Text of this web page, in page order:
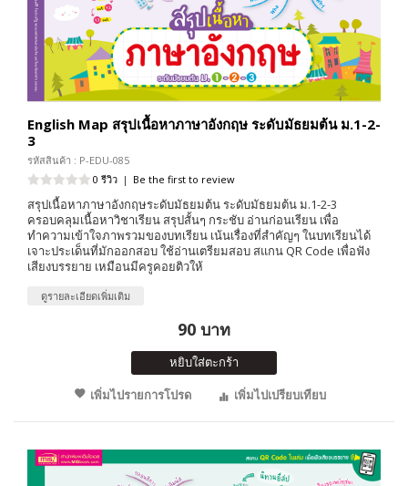
English Map สรุปเนื้อหาภาษาอังกฤษ ระดับมัธยมต้น ม.1-2-
3
รหัสสินค้า : P-EDU-085
0 รีวิว | Be the first to review
สรุปเนื้อหาภาษาอังกฤษระดับมัธยมต้น ระดับมัธยมต้น ม.1-2-3
ครอบคลุมเนื้อหาวิชาเรียน สรุปสั้นๆ กระชับ อ่านก่อนเรียน เพื่อ
ทำความเข้าใจภาพรวมของบทเรียน เน้นเรื่องที่สำคัญๆ ในบทเรียนได้
เจาะประเด็นที่มักออกสอบ ใช้อ่านเตรียมสอบ สแกน QR Code เพื่อฟัง
เสียงบรรยาย เหมือนมีครูคอยติวให้
ดูรายละเอียดเพิ่มเติม
90 บาท
หยิบใส่ตะกร้า
เพิ่มไปรายการโปรด
เพิ่มไปเปรียบเทียบ